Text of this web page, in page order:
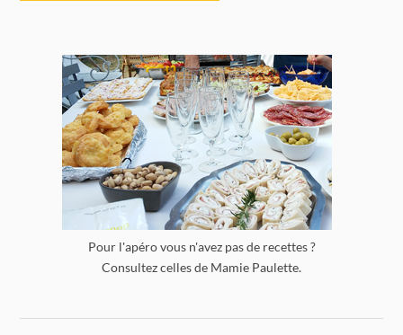
Pour l'apéro vous n'avez pas de recettes ?
Consultez celles de Mamie Paulette.